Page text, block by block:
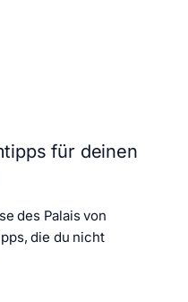
für deinen
des Palais von
die du nicht